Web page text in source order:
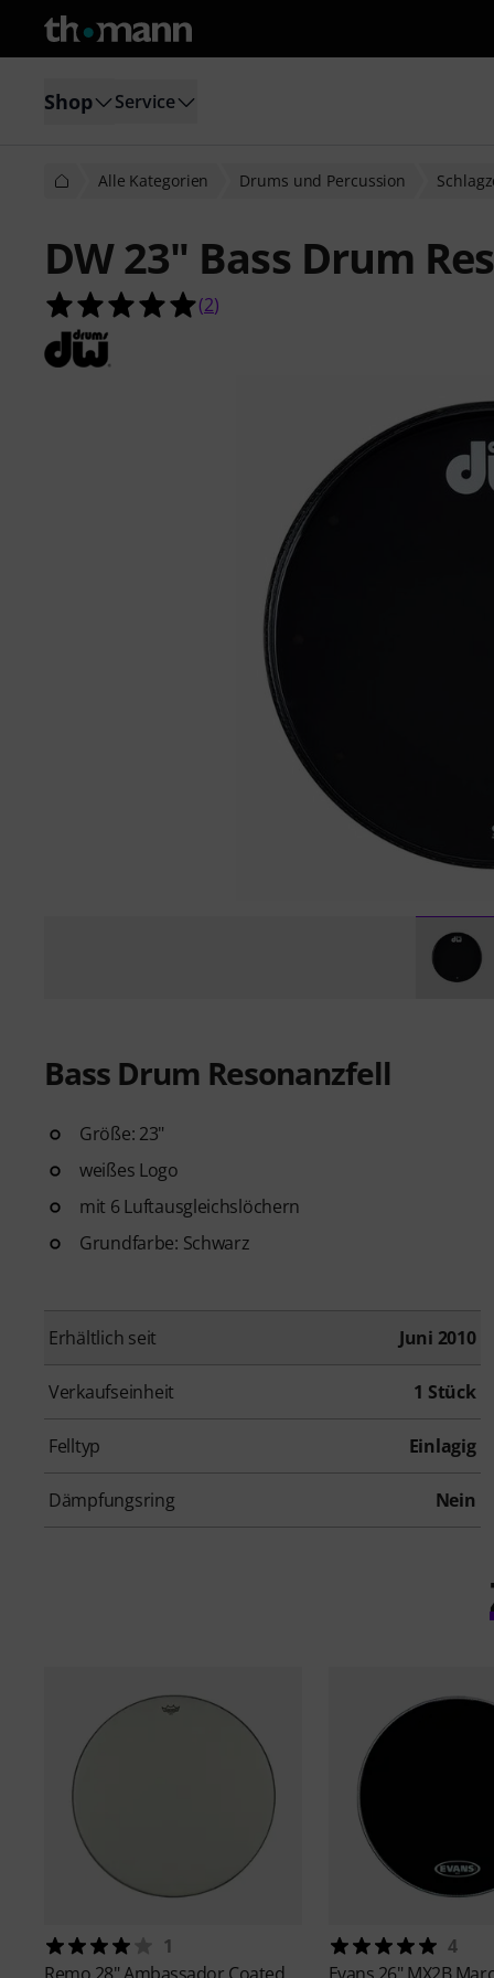
Shop Service
Alle Kategorien Drums und Percussion
DW 23" Bass Drum
5.0 von 5 Sternen aus 2
(2)
Bass Drum Resonanzfell
Größe: 23"
weißes Logo
mit 6 Luftausgleichslöchern
Grundfarbe: Schwarz
Erhältlich seit Juni 2010
Verkaufseinheit 1 Stück
Felltyp Einlagig
Dämpfungsring Nein
1
4